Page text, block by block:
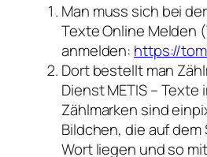
Man muss sich bei
Texte Online Melden
anmelden: https://
Dort bestellt man
Dienst METIS – Texte
Zählmarken sind
Bildchen, die auf dem
Wort liegen und so